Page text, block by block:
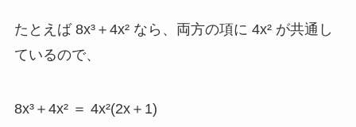
たとえば 8x³＋4x² なら、両方の項に 4x² が共通し
ているので、
8x³＋4x² ＝ 4x²(2x＋1)